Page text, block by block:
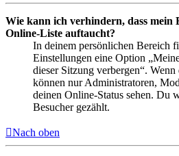
Wie kann ich verhindern, dass mein
Online-Liste auftaucht?
In deinem persönlichen Bereich
Einstellungen eine Option
dieser Sitzung verbergen“.
können nur Administratoren,
deinen Online-Status sehen. Du
Besucher gezählt.
Nach oben